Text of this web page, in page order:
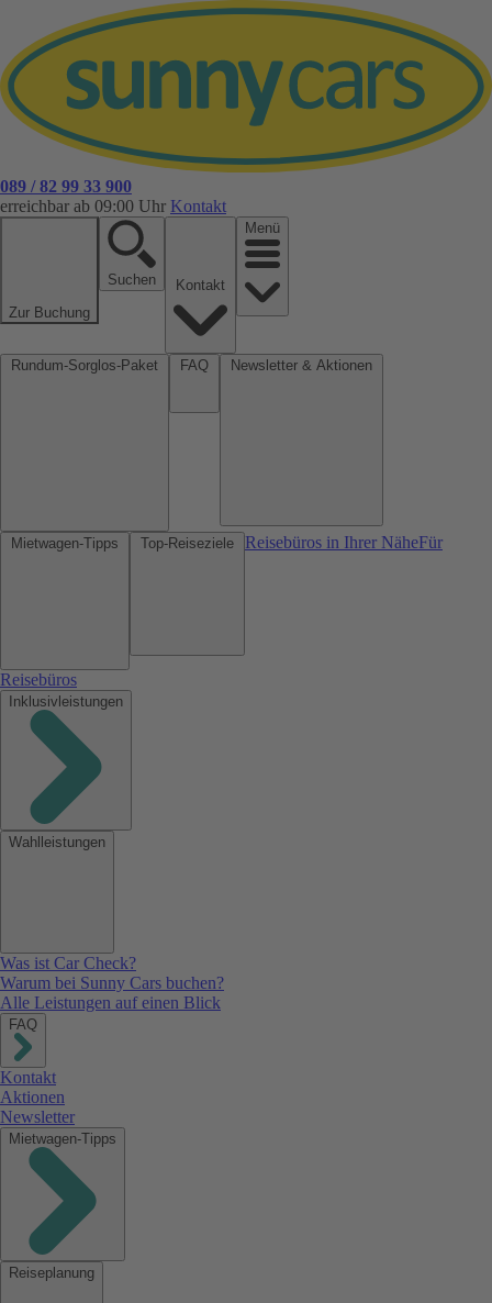
089 / 82 99 33 900
erreichbar ab 09:00 Uhr Kontakt
Zur Buchung
Suchen
Menü
Reisebüros in Ihrer NäheFür
Reisebüros
Inklusivleistungen
Wahlleistungen
Was ist Car Check?
Warum bei Sunny Cars buchen?
Alle Leistungen auf einen Blick
FAQ
Kontakt
Aktionen
Newsletter
Mietwagen-Tipps
Reiseplanung